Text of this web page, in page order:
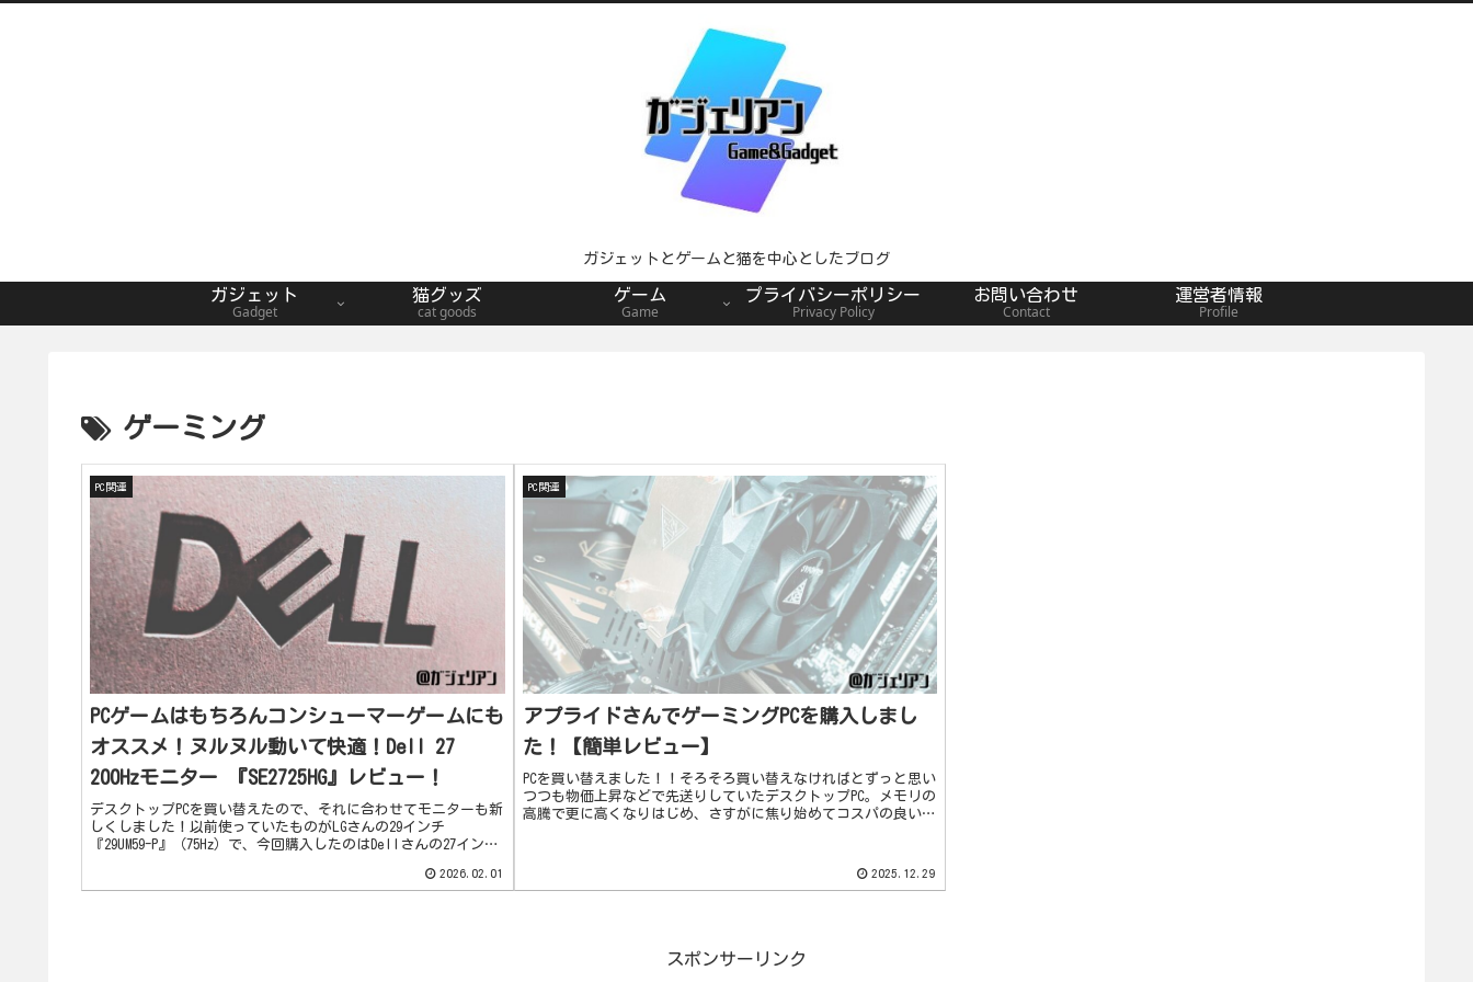
ガジェットとゲームと猫を中心としたブログ
ガジェット
Gadget
猫グッズ
cat goods
ゲーム
Game
プライバシーポリシー
Privacy Policy
お問い合わせ
Contact
運営者情報
Profile
ゲーミング
PC関連
PCゲームはもちろんコンシューマーゲームにも
オススメ！ヌルヌル動いて快適！Dell 27
200Hzモニター 『SE2725HG』レビュー！
デスクトップPCを買い替えたので、それに合わせてモニターも新
しくしました！以前使っていたものがLGさんの29インチ
『29UM59-P』（75Hz）で、今回購入したのはDellさんの27インチ
2026.02.01
PC関連
アプライドさんでゲーミングPCを購入しまし
た！【簡単レビュー】
PCを買い替えました！！そろそろ買い替えなければとずっと思い
つつも物価上昇などで先送りしていたデスクトップPC。メモリの
高騰で更に高くなりはじめ、さすがに焦り始めてコスパの良いア
2025.12.29
スポンサーリンク